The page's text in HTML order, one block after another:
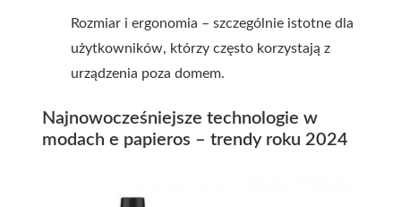
Rozmiar i ergonomia – szczególnie istotne dla
użytkowników, którzy często korzystają z
urządzenia poza domem.
Najnowocześniejsze technologie w
modach e papieros – trendy roku 2024